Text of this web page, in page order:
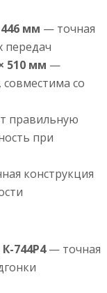
446 мм — точная
передач
510 мм —
со
правильную
при
конструкция
744Р4— точная